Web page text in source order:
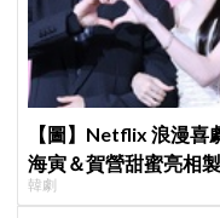
【圖】Netflix 浪漫
海寅＆賀營甜蜜亮相
待
韓劇